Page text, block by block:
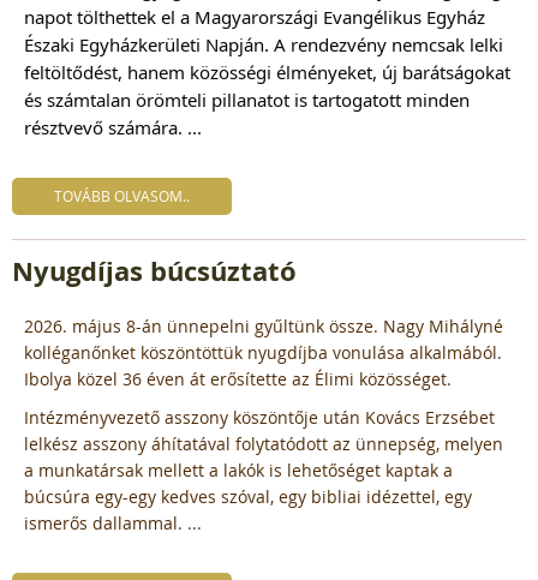
napot tölthettek el a Magyarországi Evangélikus Egyház
Északi Egyházkerületi Napján. A rendezvény nemcsak lelki
feltöltődést, hanem közösségi élményeket, új barátságokat
és számtalan örömteli pillanatot is tartogatott minden
résztvevő számára. ...
TOVÁBB OLVASOM..
Nyugdíjas búcsúztató
2026. május 8-án ünnepelni gyűltünk össze. Nagy Mihályné
kolléganőnket köszöntöttük nyugdíjba vonulása alkalmából.
Ibolya közel 36 éven át erősítette az Élimi közösséget.
Intézményvezető asszony köszöntője után Kovács Erzsébet
lelkész asszony áhítatával folytatódott az ünnepség, melyen
a munkatársak mellett a lakók is lehetőséget kaptak a
búcsúra egy-egy kedves szóval, egy bibliai idézettel, egy
ismerős dallammal. ...